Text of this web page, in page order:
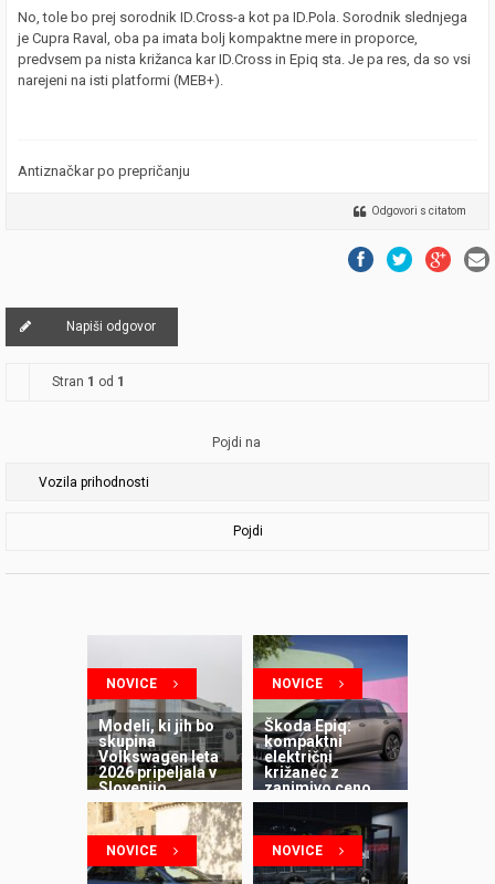
No, tole bo prej sorodnik ID.Cross-a kot pa ID.Pola. Sorodnik slednjega
je Cupra Raval, oba pa imata bolj kompaktne mere in proporce,
predvsem pa nista križanca kar ID.Cross in Epiq sta. Je pa res, da so vsi
narejeni na isti platformi (MEB+).
Antiznačkar po prepričanju
Odgovori s citatom
Napiši odgovor
Stran 1 od 1
Pojdi na
Pojdi
NOVICE
Modeli, ki jih bo
skupina
Volkswagen leta
2026 pripeljala v
Slovenijo
NOVICE
Škoda Epiq:
kompaktni
električni
križanec z
zanimivo ceno
NOVICE NOVICE